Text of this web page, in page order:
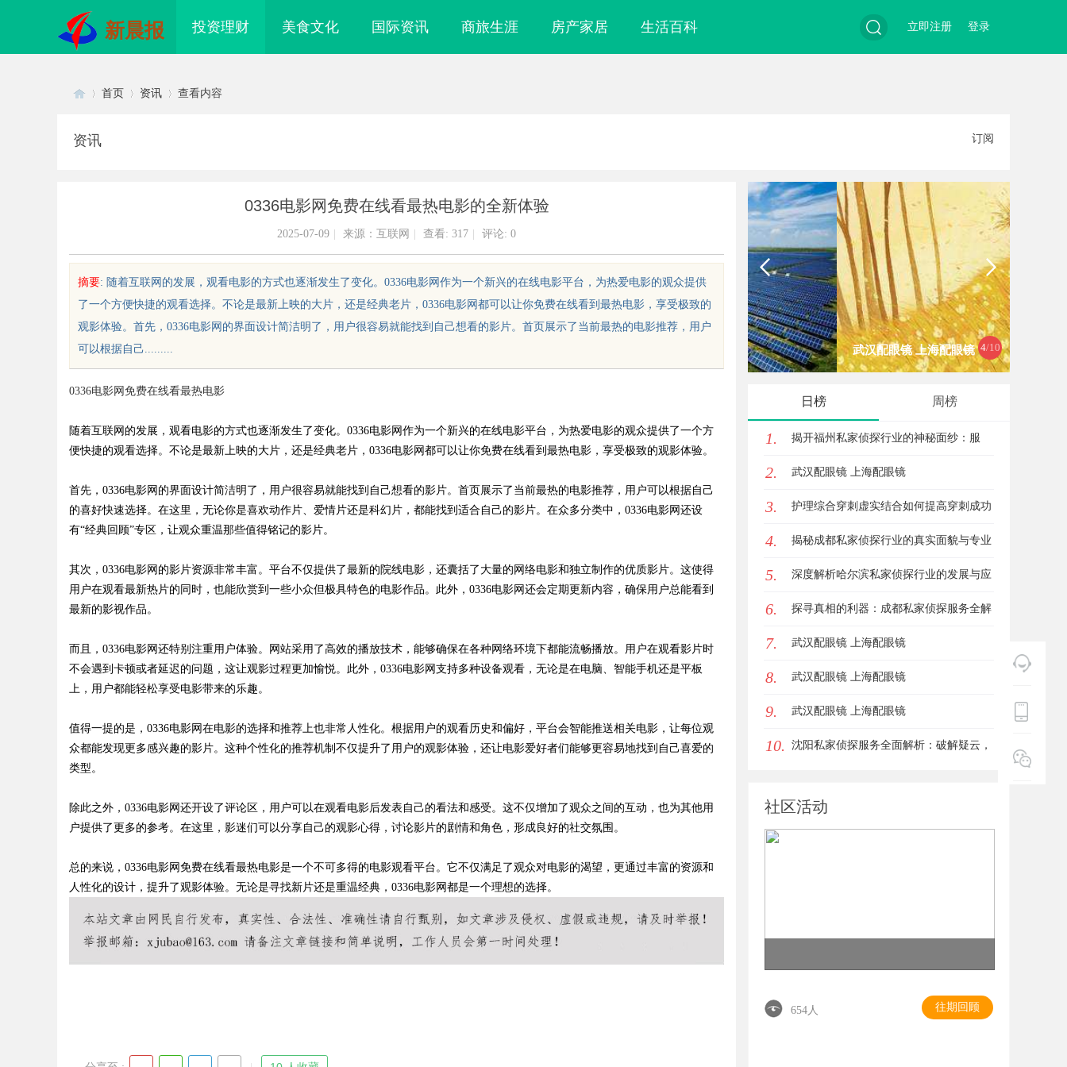
新晨报 投资理财 美食文化 国际资讯 商旅生涯 房产家居 生活百科
索
登录
立即注册
sc
首页 资讯 查看内容
资讯 订阅
0336电影网免费在线看最热电影的全新体验
2025-07-09 来源：互联网 查看: 317 评论: 0
摘要: 随着互联网的发展，观看电影的方式也逐渐发生了变化。0336电影网作为一个新兴的在线电影平台，为热爱电影的观众提供
了一个方便快捷的观看选择。不论是最新上映的大片，还是经典老片，0336电影网都可以让你免费在线看到最热电影，享受极致的
观影体验。首先，0336电影网的界面设计简洁明了，用户很容易就能找到自己想看的影片。首页展示了当前最热的电影推荐，用户
可以根据自己.........
0336电影网免费在线看最热电影
随着互联网的发展，观看电影的方式也逐渐发生了变化。0336电影网作为一个新兴的在线电影平台，为热爱电影的观众提供了一个方
便快捷的观看选择。不论是最新上映的大片，还是经典老片，0336电影网都可以让你免费在线看到最热电影，享受极致的观影体验。
首先，0336电影网的界面设计简洁明了，用户很容易就能找到自己想看的影片。首页展示了当前最热的电影推荐，用户可以根据自己
的喜好快速选择。在这里，无论你是喜欢动作片、爱情片还是科幻片，都能找到适合自己的影片。在众多分类中，0336电影网还设
有“经典回顾”专区，让观众重温那些值得铭记的影片。
其次，0336电影网的影片资源非常丰富。平台不仅提供了最新的院线电影，还囊括了大量的网络电影和独立制作的优质影片。这使得
用户在观看最新热片的同时，也能欣赏到一些小众但极具特色的电影作品。此外，0336电影网还会定期更新内容，确保用户总能看到
最新的影视作品。
而且，0336电影网还特别注重用户体验。网站采用了高效的播放技术，能够确保在各种网络环境下都能流畅播放。用户在观看影片时
不会遇到卡顿或者延迟的问题，这让观影过程更加愉悦。此外，0336电影网支持多种设备观看，无论是在电脑、智能手机还是平板
上，用户都能轻松享受电影带来的乐趣。
值得一提的是，0336电影网在电影的选择和推荐上也非常人性化。根据用户的观看历史和偏好，平台会智能推送相关电影，让每位观
众都能发现更多感兴趣的影片。这种个性化的推荐机制不仅提升了用户的观影体验，还让电影爱好者们能够更容易地找到自己喜爱的
类型。
除此之外，0336电影网还开设了评论区，用户可以在观看电影后发表自己的看法和感受。这不仅增加了观众之间的互动，也为其他用
户提供了更多的参考。在这里，影迷们可以分享自己的观影心得，讨论影片的剧情和角色，形成良好的社交氛围。
总的来说，0336电影网免费在线看最热电影是一个不可多得的电影观看平台。它不仅满足了观众对电影的渴望，更通过丰富的资源和
人性化的设计，提升了观影体验。无论是寻找新片还是重温经典，0336电影网都是一个理想的选择。
4/10
眼镜 上海配眼镜 武汉配眼镜 上海配眼镜
日榜 周榜
1. 揭开福州私家侦探行业的神秘面纱：服
务、优势与法律解析
2. 武汉配眼镜 上海配眼镜
3. 护理综合穿刺虚实结合如何提高穿刺成功
率？立方幻境给出答案
4. 揭秘成都私家侦探行业的真实面貌与专业
服务
5. 深度解析哈尔滨私家侦探行业的发展与应
用现状
6. 探寻真相的利器：成都私家侦探服务全解
析
7. 武汉配眼镜 上海配眼镜
8. 武汉配眼镜 上海配眼镜
9. 武汉配眼镜 上海配眼镜
10. 沈阳私家侦探服务全面解析：破解疑云，
社区活动
654人 往期回顾